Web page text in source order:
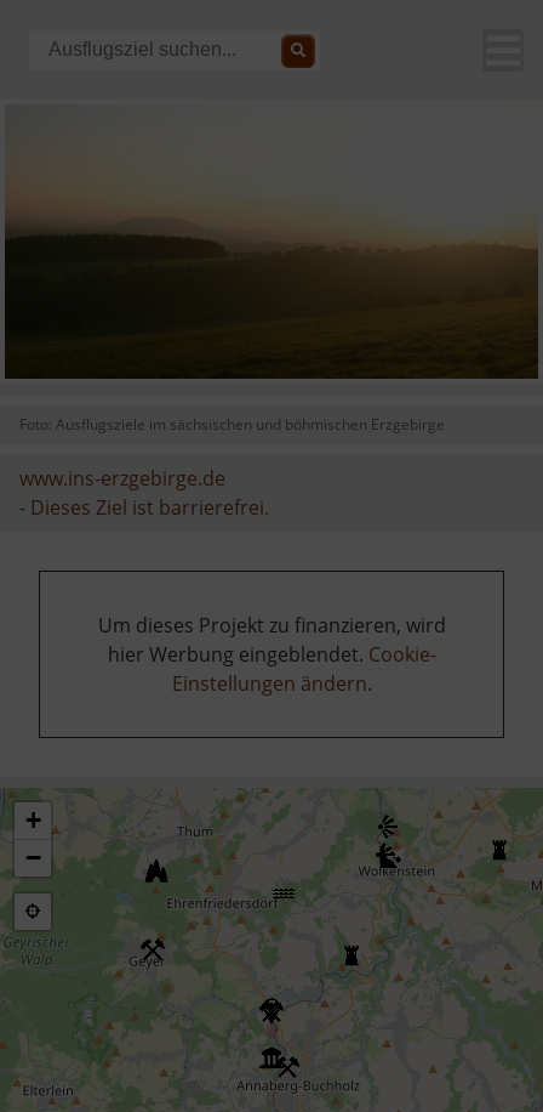
Foto: Ausflugsziele im sächsischen und böhmischen Erzgebirge
www.ins-erzgebirge.de
- Dieses Ziel ist barrierefrei.
Um dieses Projekt zu finanzieren, wird
hier Werbung eingeblendet. Cookie-
Einstellungen ändern.
+
−